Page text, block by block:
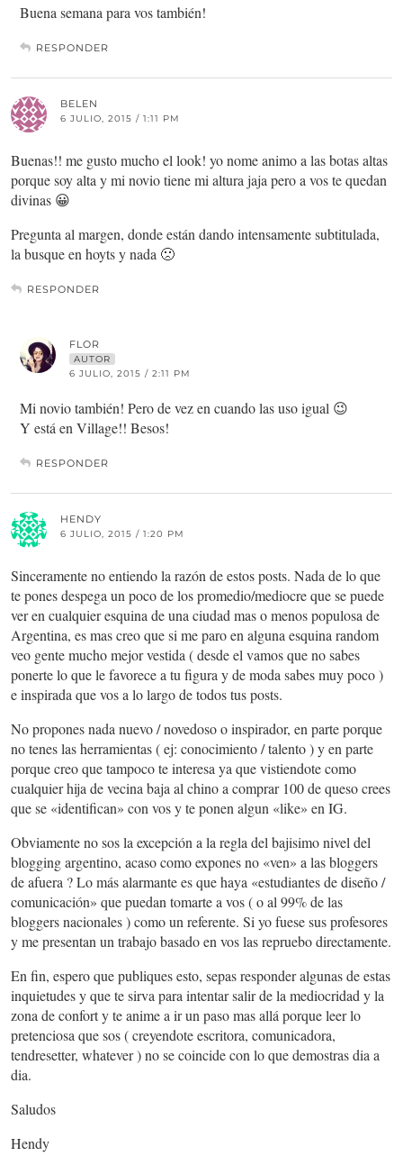
Buena semana para vos también!
RESPONDER
BELEN
6 JULIO, 2015 / 1:11 PM
Buenas!! me gusto mucho el look! yo nome animo a las botas altas
porque soy alta y mi novio tiene mi altura jaja pero a vos te quedan
divinas 😀
Pregunta al margen, donde están dando intensamente subtitulada,
la busque en hoyts y nada 🙁
RESPONDER
FLOR
AUTOR
6 JULIO, 2015 / 2:11 PM
Mi novio también! Pero de vez en cuando las uso igual 😉
Y está en Village!! Besos!
RESPONDER
HENDY
6 JULIO, 2015 / 1:20 PM
Sinceramente no entiendo la razón de estos posts. Nada de lo que
te pones despega un poco de los promedio/mediocre que se puede
ver en cualquier esquina de una ciudad mas o menos populosa de
Argentina, es mas creo que si me paro en alguna esquina random
veo gente mucho mejor vestida ( desde el vamos que no sabes
ponerte lo que le favorece a tu figura y de moda sabes muy poco )
e inspirada que vos a lo largo de todos tus posts.
No propones nada nuevo / novedoso o inspirador, en parte porque
no tenes las herramientas ( ej: conocimiento / talento ) y en parte
porque creo que tampoco te interesa ya que vistiendote como
cualquier hija de vecina baja al chino a comprar 100 de queso crees
que se «identifican» con vos y te ponen algun «like» en IG.
Obviamente no sos la excepción a la regla del bajisimo nivel del
blogging argentino, acaso como expones no «ven» a las bloggers
de afuera ? Lo más alarmante es que haya «estudiantes de diseño /
comunicación» que puedan tomarte a vos ( o al 99% de las
bloggers nacionales ) como un referente. Si yo fuese sus profesores
y me presentan un trabajo basado en vos las repruebo directamente.
En fin, espero que publiques esto, sepas responder algunas de estas
inquietudes y que te sirva para intentar salir de la mediocridad y la
zona de confort y te anime a ir un paso mas allá porque leer lo
pretenciosa que sos ( creyendote escritora, comunicadora,
tendresetter, whatever ) no se coincide con lo que demostras dia a
dia.
Saludos
Hendy